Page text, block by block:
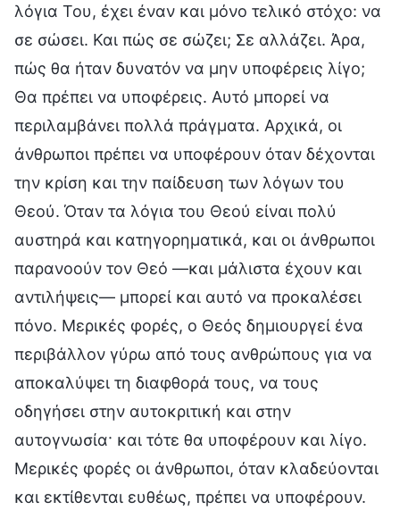
λόγια Του, έχει έναν και μόνο τελικό στόχο: να
σε σώσει. Και πώς σε σώζει; Σε αλλάζει. Άρα,
πώς θα ήταν δυνατόν να μην υποφέρεις λίγο;
Θα πρέπει να υποφέρεις. Αυτό μπορεί να
περιλαμβάνει πολλά πράγματα. Αρχικά, οι
άνθρωποι πρέπει να υποφέρουν όταν δέχονται
την κρίση και την παίδευση των λόγων του
Θεού. Όταν τα λόγια του Θεού είναι πολύ
αυστηρά και κατηγορηματικά, και οι άνθρωποι
παρανοούν τον Θεό —και μάλιστα έχουν και
αντιλήψεις— μπορεί και αυτό να προκαλέσει
πόνο. Μερικές φορές, ο Θεός δημιουργεί ένα
περιβάλλον γύρω από τους ανθρώπους για να
αποκαλύψει τη διαφθορά τους, να τους
οδηγήσει στην αυτοκριτική και στην
αυτογνωσία· και τότε θα υποφέρουν και λίγο.
Μερικές φορές οι άνθρωποι, όταν κλαδεύονται
και εκτίθενται ευθέως, πρέπει να υποφέρουν.